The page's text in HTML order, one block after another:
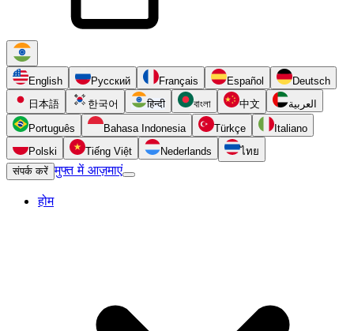
English Русский Français Español
Deutsch
日本語
한국어 हिन्दी বাংলা 中文 العربية
Português Bahasa Indonesia Türkçe
Italiano
Polski
Tiếng Việt Nederlands
ไทย
संपर्क करें मुफ्त में आज़माएं
होम